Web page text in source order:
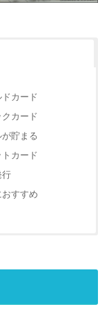
ドカード
カード
貯まる
カード
行
すすめ